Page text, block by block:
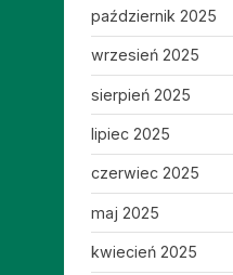
październik 2025
wrzesień 2025
sierpień 2025
lipiec 2025
czerwiec 2025
maj 2025
kwiecień 2025